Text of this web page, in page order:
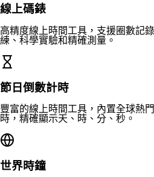
線上碼錶
高精度線上時間工具，支援圈數記
練、科學實驗和精確測量。
節日倒數計時
豐富的線上時間工具，內置全球熱
時，精確顯示天、時、分、秒。
世界時鐘